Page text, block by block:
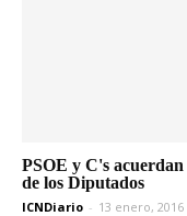
PSOE y C's
de los Diputados
ICNDiario - 13 enero, 2016